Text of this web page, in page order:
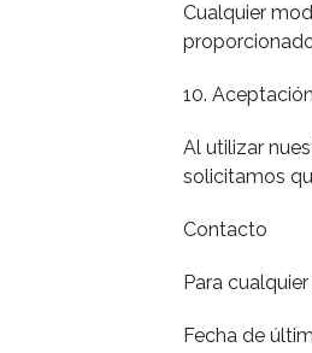
Cualquier
10.
Al utilizar
solicitamos
Contacto
Para
Fecha de